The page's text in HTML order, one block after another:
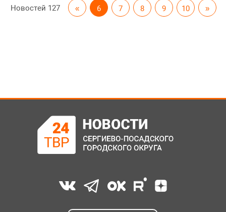
Новостей 127 « 6 7 8 9 10 »